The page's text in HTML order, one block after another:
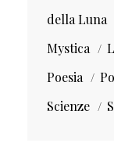
della Luna
Mystica
Poesia
Scienze